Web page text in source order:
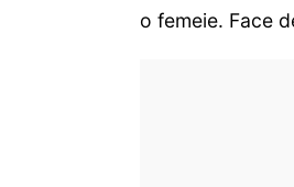
o femeie. Face